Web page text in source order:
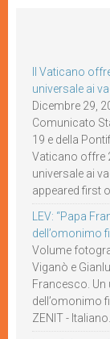
Il Vaticano
universale ai
Dicembre 29,
Comunicato
19 e della
Vaticano offre
universale ai
appeared first
LEV: “Papa
dell’omonimo
Volume
Viganò e
Francesco. Un
dell’omonimo
ZENIT - Italiano.